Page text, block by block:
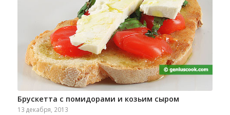
Брускетта с помидорами и козьим сыром
13 декабря, 2013